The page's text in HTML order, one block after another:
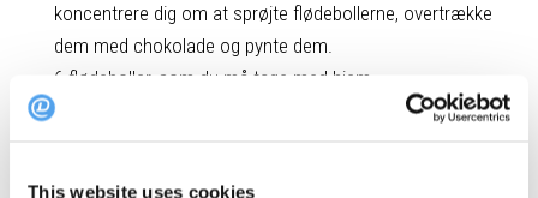
This website uses cookies
koncentrere dig om at sprøjte flødebollerne, overtrække
dem med chokolade og pynte dem.
6 flødeboller, som du må tage med hjem.
Kaffe, te eller varm chokolade samt lidt smagsprøver